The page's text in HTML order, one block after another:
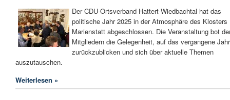
Der CDU-Ortsverband Hattert-Wiedbachtal hat das
politische Jahr 2025 in der Atmosphäre des Klosters
Marienstatt abgeschlossen. Die Veranstaltung bot
Mitgliedern die Gelegenheit, auf das vergangene Jahr
zurückzublicken und sich über aktuelle Themen
auszutauschen.
Weiterlesen »